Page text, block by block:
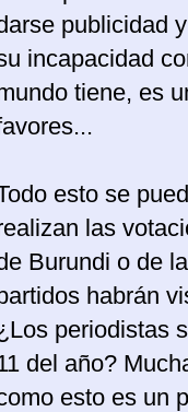
publicidad
incapacidad
tiene, es
esto se
las
Burundi o de
habrán
periodistas
del año?
esto es un